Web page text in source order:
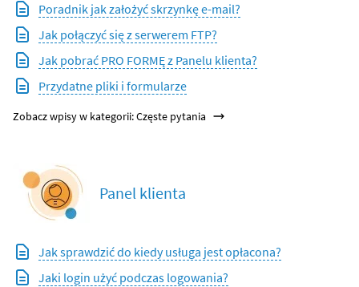
Poradnik jak założyć skrzynkę e-mail?
Jak połączyć się z serwerem FTP?
Jak pobrać PRO FORMĘ z Panelu klienta?
Przydatne pliki i formularze
Zobacz wpisy w kategorii: Częste pytania
Panel klienta
Jak sprawdzić do kiedy usługa jest opłacona?
Jaki login użyć podczas logowania?